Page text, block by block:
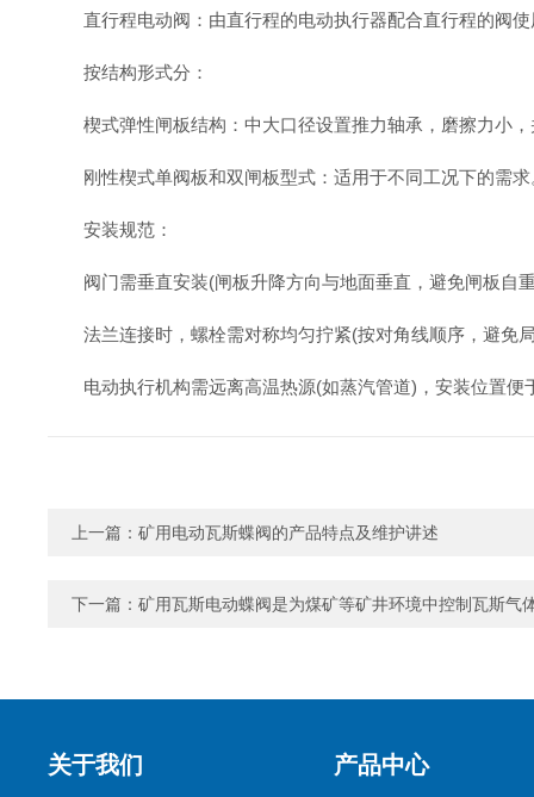
直行程电动阀：由直行程的电动执行器配合直行程的阀使
按结构形式分：
楔式弹性闸板结构：中大口径设置推力轴承，磨擦力小，
刚性楔式单阀板和双闸板型式：适用于不同工况下的需求
安装规范：
阀门需垂直安装(闸板升降方向与地面垂直，避免闸板自
法兰连接时，螺栓需对称均匀拧紧(按对角线顺序，避免
电动执行机构需远离高温热源(如蒸汽管道)，安装位置便于
上一篇： 矿用电动瓦斯蝶阀的产品特点及维护讲述
下一篇： 矿用瓦斯电动蝶阀是为煤矿等矿井环境中控制瓦斯气
关于我们 产品中心